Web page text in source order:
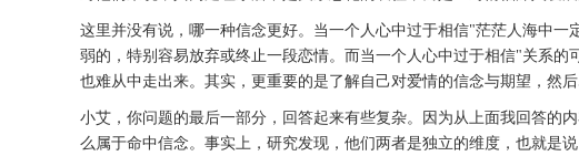
这里并没有说，哪一种信念更好。当一个人心中过于相信"茫茫人海中
弱的，特别容易放弃或终止一段恋情。而当一个人心中过于相信"关系
也难从中走出来。其实，更重要的是了解自己对爱情的信念与期望，然
小艾，你问题的最后一部分，回答起来有些复杂。因为从上面我回答的
么属于命中信念。事实上，研究发现，他们两者是独立的维度，也就是